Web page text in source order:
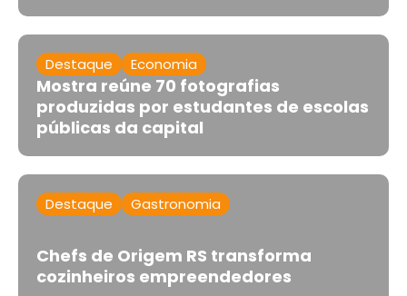
Destaque Economia
Mostra reúne 70 fotografias
produzidas por estudantes de escolas
públicas da capital
Destaque Gastronomia
Chefs de Origem RS transforma
cozinheiros empreendedores